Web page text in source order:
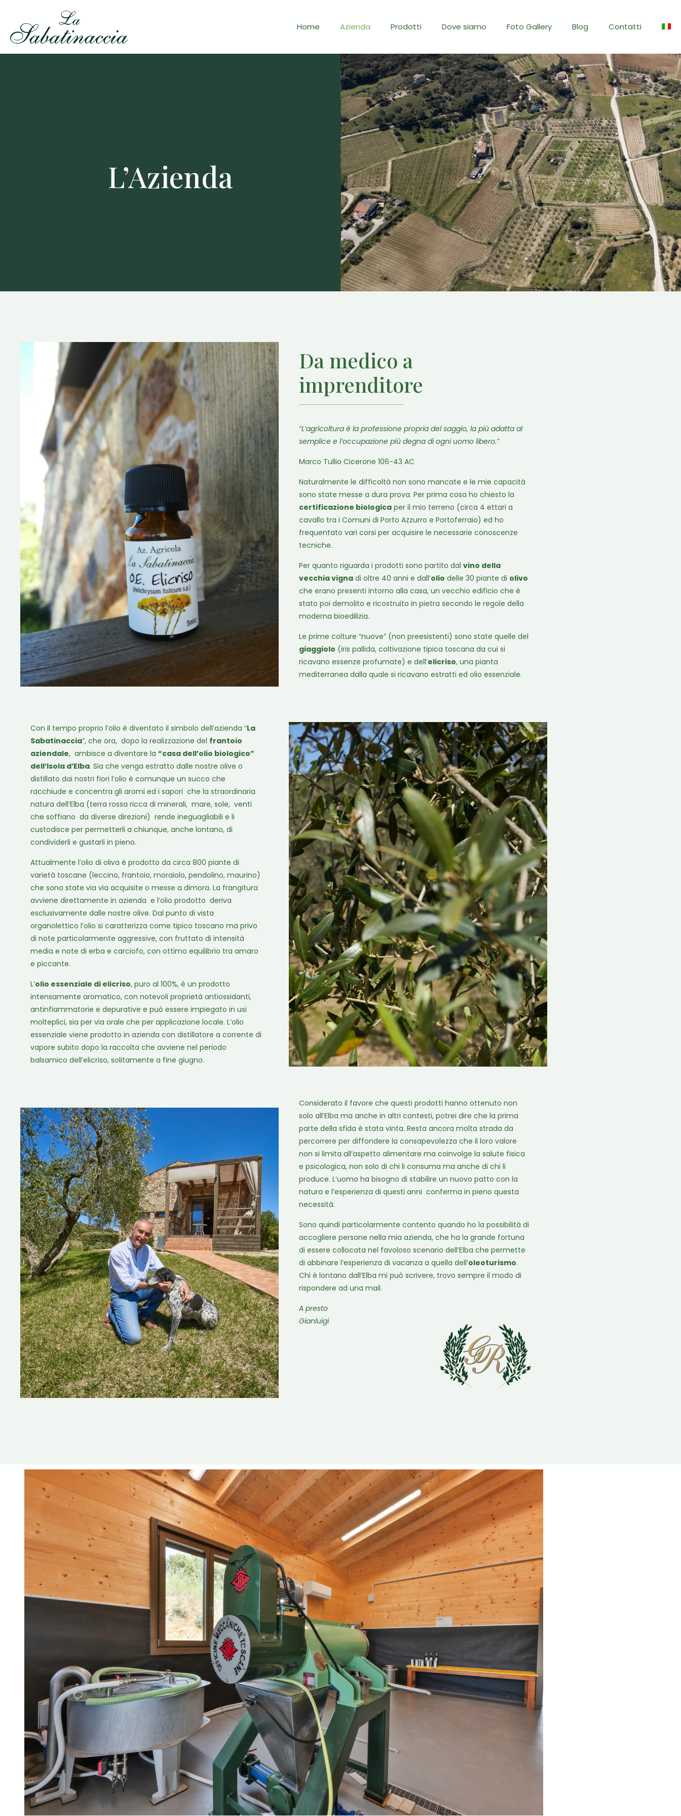
Home Azienda Prodotti Dove siamo Foto Gallery Blog Contatti
L’Azienda
Da medico a
imprenditore
“L’agricoltura è la professione propria del saggio, la più adatta al
semplice e l’occupazione più degna di ogni uomo libero.”
Marco Tullio Cicerone 106-43 AC
Naturalmente le difficoltà non sono mancate e le mie capacità
sono state messe a dura prova. Per prima cosa ho chiesto la
certificazione biologica per il mio terreno (circa 4 ettari a
cavallo tra i Comuni di Porto Azzurro e Portoferraio) ed ho
frequentato vari corsi per acquisire le necessarie conoscenze
tecniche.
Per quanto riguarda i prodotti sono partito dal vino della
vecchia vigna di oltre 40 anni e dall’olio delle 30 piante di olivo
che erano presenti intorno alla casa, un vecchio edificio che è
stato poi demolito e ricostruito in pietra secondo le regole della
moderna bioedilizia.
Le prime colture “nuove” (non preesistenti) sono state quelle del
giaggiolo (iris pallida, coltivazione tipica toscana da cui si
ricavano essenze profumate) e dell’elicriso, una pianta
mediterranea dalla quale si ricavano estratti ed olio essenziale.
Con il tempo proprio l’olio è diventato il simbolo dell’azienda “La
Sabatinaccia”, che ora, dopo la realizzazione del frantoio
aziendale, ambisce a diventare la “casa dell’olio biologico”
dell’Isola d’Elba. Sia che venga estratto dalle nostre olive o
distillato dai nostri fiori l’olio è comunque un succo che
racchiude e concentra gli aromi ed i sapori che la straordinaria
natura dell’Elba (terra rossa ricca di minerali, mare, sole, venti
che soffiano da diverse direzioni) rende ineguagliabili e li
custodisce per permetterli a chiunque, anche lontano, di
condividerli e gustarli in pieno.
Attualmente l’olio di oliva è prodotto da circa 800 piante di
varietà toscane (leccino, frantoio, moraiolo, pendolino, maurino)
che sono state via via acquisite o messe a dimora. La frangitura
avviene direttamente in azienda e l’olio prodotto deriva
esclusivamente dalle nostre olive. Dal punto di vista
organolettico l’olio si caratterizza come tipico toscano ma privo
di note particolarmente aggressive, con fruttato di intensità
media e note di erba e carciofo, con ottimo equilibrio tra amaro
e piccante.
L’olio essenziale di elicriso, puro al 100%, è un prodotto
intensamente aromatico, con notevoli proprietà antiossidanti,
antinfiammatorie e depurative e può essere impiegato in usi
molteplici, sia per via orale che per applicazione locale. L’olio
essenziale viene prodotto in azienda con distillatore a corrente di
vapore subito dopo la raccolta che avviene nel periodo
balsamico dell’elicriso, solitamente a fine giugno.
Considerato il favore che questi prodotti hanno ottenuto non
solo all’Elba ma anche in altri contesti, potrei dire che la prima
parte della sfida è stata vinta. Resta ancora molta strada da
percorrere per diffondere la consapevolezza che il loro valore
non si limita all’aspetto alimentare ma coinvolge la salute fisica
e psicologica, non solo di chi li consuma ma anche di chi li
produce. L’uomo ha bisogno di stabilire un nuovo patto con la
natura e l’esperienza di questi anni conferma in pieno questa
necessità.
Sono quindi particolarmente contento quando ho la possibilità di
accogliere persone nella mia azienda, che ha la grande fortuna
di essere collocata nel favoloso scenario dell’Elba che permette
di abbinare l’esperienza di vacanza a quella dell’oleoturismo.
Chi è lontano dall’Elba mi può scrivere, trovo sempre il modo di
rispondere ad una mail.
A presto
Gianluigi